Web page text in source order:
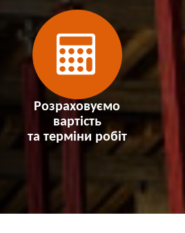
Розраховуємо
вартість
та терміни робіт